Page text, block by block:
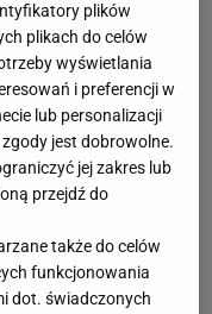
plików
plikach do celów
wyświetlania
i preferencji w
lub personalizacji
jest dobrowolne.
jej zakres lub
przejdź do
także do celów
funkcjonowania
dot. świadczonych